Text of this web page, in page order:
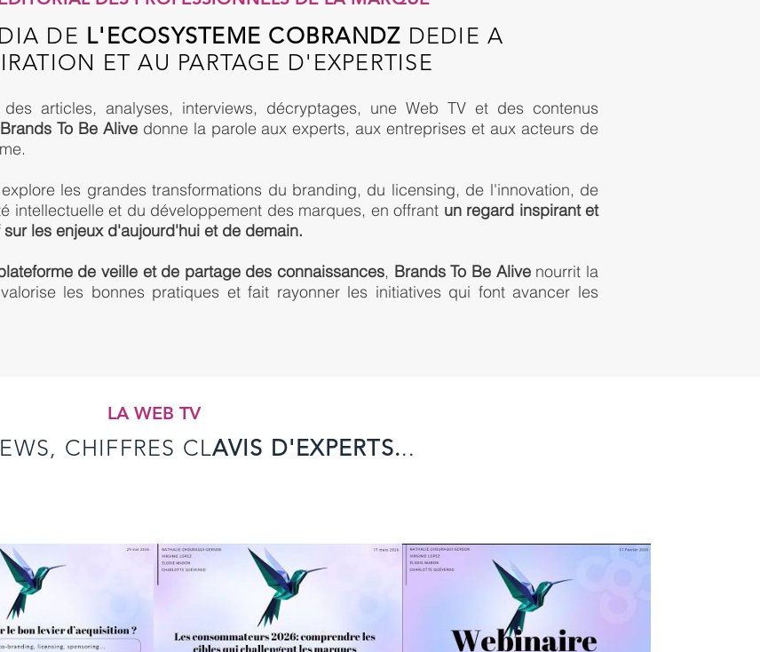
DE L'ECOSYSTEME COBRANDZ DEDIE A
ET AU PARTAGE D'EXPERTISE
articles, analyses, interviews, décryptages, une Web TV et des contenus
Brands To Be Alivedonne la parole aux experts, aux entreprises et aux acteurs de
les grandes transformations du branding, du licensing, de l'innovation, de
intellectuelle et du développement des marques, en offrant un regard inspirant et
les enjeux d'aujourd'hui et de demain.
de veille et de partage des connaissances, Brands To Be Alivenourrit la
les bonnes pratiques et fait rayonner les initiatives qui font avancer les
LA WEB TV
CHIFFRES CLAVIS D'EXPERTS...